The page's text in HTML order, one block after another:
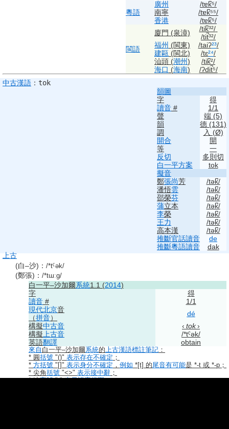
粵語
廣州
/tɐk̚⁵/
南寧
/tɐk̚⁵⁵/
香港
/tɐk̚⁵/
閩語
廈門 (泉漳)
/tik̚³²/
/tit̚³²/
福州 (閩東) /taiʔ²³/
建甌 (閩北) /tɛ²⁴/
汕頭 (潮州)
/tik̚²/
海口 (海南)
/ʔdit̚⁵/
中古漢語 ： tok
韻圖
字
得
讀音 #
1/1
聲
端 (5)
韻
德 (131)
調
入 (Ø)
開合
開
等
一
反切
多則切
白一平方案
tok
擬音
鄭張尚芳
/tək̚/
潘悟雲
/tək̚/
邵榮芬
/tək̚/
蒲立本
/tək̚/
李榮
/tək̚/
王力
/tək̚/
高本漢
/tək̚/
推斷官話讀音
de
推斷粵語讀音
dak
上古
(白–沙) ： /*tˤək/
(鄭張) ： /*tɯːɡ/
白一平–沙加爾系統1.1 (2014)
字
得
讀音 #
1/1
現代北京音
（拼音）
dé
構擬中古音 ‹ tok›
構擬 上古音
/*tˁək/
英語翻譯 obtain
來自 白一平–沙加爾系統的上古漢語標註筆記 ：
* 圓括號 "()" 表示存在不確定 ；
* 方括號 "[]" 表示身分不確定 ， 例如 *[t] 的尾音有可能是 *-t 或 *-p；
* 尖角括號 "<>" 表示接中辭 ；